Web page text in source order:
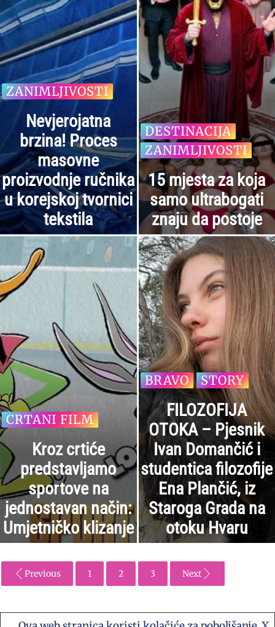
ZANIMLJIVOSTI
Nevjerojatna
brzina! Proces
masovne
proizvodnje ručnika
u korejskoj tvornici
tekstila
DESTINACIJA
ZANIMLJIVOSTI
15 mjesta za koja
samo ultrabogati
znaju da postoje
CRTANI FILM
Kroz crtiće
predstavljamo
sportove na
jednostavan način:
Umjetničko klizanje
BRAVO STORY
FILOZOFIJA
OTOKA – Pjesnik
Ivan Domančić i
studentica filozofije
Ena Plančić, iz
Staroga Grada na
otoku Hvaru
Previous 1 2 3 Next